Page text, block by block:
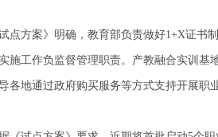
方案》明确，教育部负责做好1+X证书制
施工作负监督管理职责。产教融合实训基
各地通过政府购买服务等方式支持开展职